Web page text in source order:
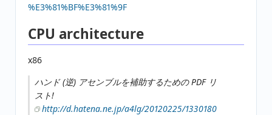
%E3%81%BF%E3%81%9F
CPU architecture
x86
ハンド (逆) アセンブルを補助するための PDF リ
スト!
http://d.hatena.ne.jp/a4lg/20120225/1330180